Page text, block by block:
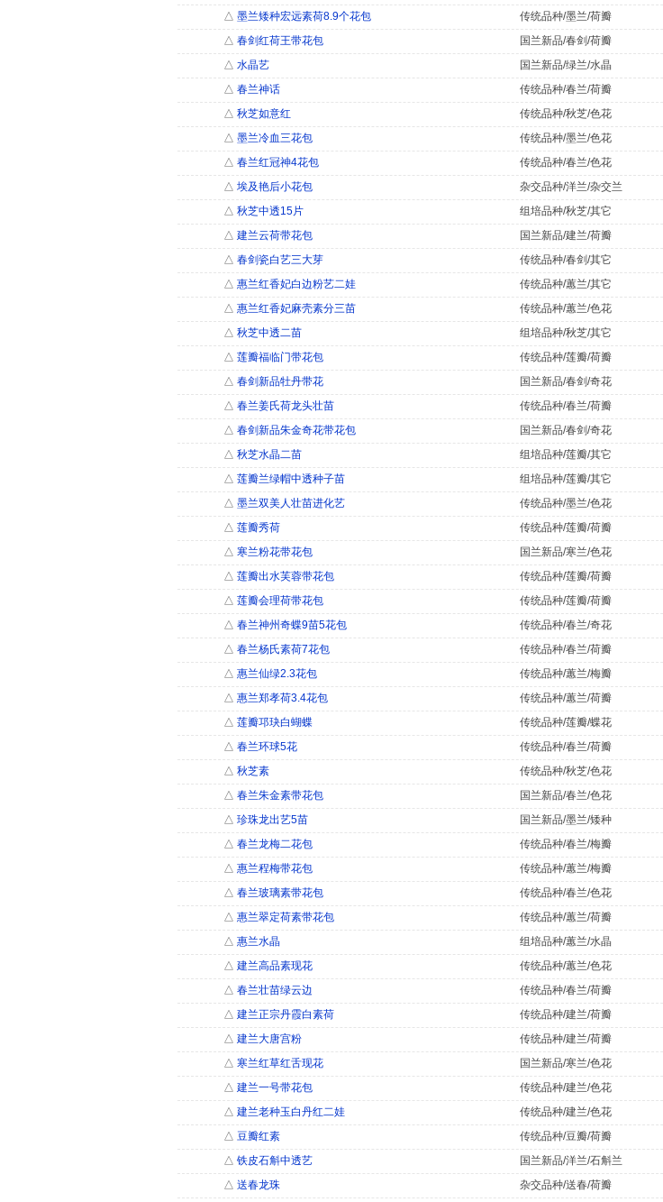
△ 墨兰矮种宏远素荷8.9个花包 传统品种/墨兰/荷瓣
△ 春剑红荷王带花包 国兰新品/春剑/荷瓣
△ 水晶艺 国兰新品/绿兰/水晶
△ 春兰神话 传统品种/春兰/荷瓣
△ 秋芝如意红 传统品种/秋芝/色花
△ 墨兰冷血三花包 传统品种/墨兰/色花
△ 春兰红冠神4花包 传统品种/春兰/色花
△ 埃及艳后小花包 杂交品种/洋兰/杂交兰
△ 秋芝中透15片 组培品种/秋芝/其它
△ 建兰云荷带花包 国兰新品/建兰/荷瓣
△ 春剑瓷白艺三大芽 传统品种/春剑/其它
△ 惠兰红香妃白边粉艺二娃 传统品种/蕙兰/其它
△ 惠兰红香妃麻壳素分三苗 传统品种/蕙兰/色花
△ 秋芝中透二苗 组培品种/秋芝/其它
△ 莲瓣福临门带花包 传统品种/莲瓣/荷瓣
△ 春剑新品牡丹带花 国兰新品/春剑/奇花
△ 春兰姜氏荷龙头壮苗 传统品种/春兰/荷瓣
△ 春剑新品朱金奇花带花包 国兰新品/春剑/奇花
△ 秋芝水晶二苗 组培品种/莲瓣/其它
△ 莲瓣兰绿帽中透种子苗 组培品种/莲瓣/其它
△ 墨兰双美人壮苗进化艺 传统品种/墨兰/色花
△ 莲瓣秀荷 传统品种/莲瓣/荷瓣
△ 寒兰粉花带花包 国兰新品/寒兰/色花
△ 莲瓣出水芙蓉带花包 传统品种/莲瓣/荷瓣
△ 莲瓣会理荷带花包 传统品种/莲瓣/荷瓣
△ 春兰神州奇蝶9苗5花包 传统品种/春兰/奇花
△ 春兰杨氏素荷7花包 传统品种/春兰/荷瓣
△ 惠兰仙绿2.3花包 传统品种/蕙兰/梅瓣
△ 惠兰郑孝荷3.4花包 传统品种/蕙兰/荷瓣
△ 莲瓣邛玦白蝴蝶 传统品种/莲瓣/蝶花
△ 春兰环球5花 传统品种/春兰/荷瓣
△ 秋芝素 传统品种/秋芝/色花
△ 春兰朱金素带花包 国兰新品/春兰/色花
△ 珍珠龙出艺5苗 国兰新品/墨兰/矮种
△ 春兰龙梅二花包 传统品种/春兰/梅瓣
△ 惠兰程梅带花包 传统品种/蕙兰/梅瓣
△ 春兰玻璃素带花包 传统品种/春兰/色花
△ 惠兰翠定荷素带花包 传统品种/蕙兰/荷瓣
△ 惠兰水晶 组培品种/蕙兰/水晶
△ 建兰高品素现花 传统品种/蕙兰/色花
△ 春兰壮苗绿云边 传统品种/春兰/荷瓣
△ 建兰正宗丹霞白素荷 传统品种/建兰/荷瓣
△ 建兰大唐宫粉 传统品种/建兰/荷瓣
△ 寒兰红草红舌现花 国兰新品/寒兰/色花
△ 建兰一号带花包 传统品种/建兰/色花
△ 建兰老种玉白丹红二娃 传统品种/建兰/色花
△ 豆瓣红素 传统品种/豆瓣/荷瓣
△ 铁皮石斛中透艺 国兰新品/洋兰/石斛兰
△ 送春龙珠 杂交品种/送春/荷瓣